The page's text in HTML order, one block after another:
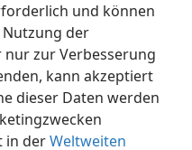
und können
der
nur zur Verbesserung
kann akzeptiert
dieser Daten werden
in derWeltweiten
Einstellungen
Tract Society of Pennsylvania
Datenschutzerklärung
JW.ORG Anmelden